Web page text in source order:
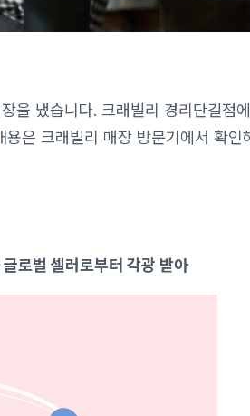
을 냈습니다. 크래빌리 경리단길점
은 크래빌리 매장 방문기에서 확인
로벌 셀러로부터 각광 받아